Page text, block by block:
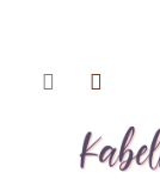
Přejít